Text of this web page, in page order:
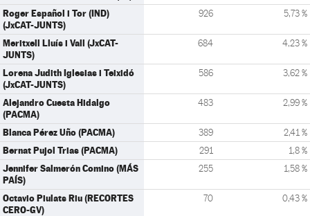
Roger Español i Tor (IND)
(JxCAT-JUNTS)
926 5,73 %
Meritxell Lluís i Vall (JxCAT-
JUNTS)
684 4,23 %
Lorena Judith Iglesias i Teixidó
(JxCAT-JUNTS)
586 3,62 %
Alejandro Cuesta Hidalgo
(PACMA)
483 2,99 %
Blanca Pérez Uño (PACMA) 389 2,41 %
Bernat Pujol Trias (PACMA) 291 1,8 %
Jennifer Salmerón Comino (MÁS
PAÍS)
255 1,58 %
Octavio Piulats Riu (RECORTES
CERO-GV)
70 0,43 %